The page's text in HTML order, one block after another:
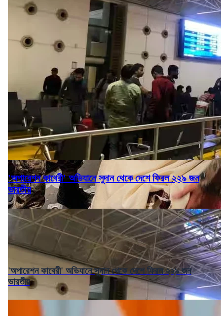
'অপারেশন কাবেরী' অভিযানে সুদান থেকে দেশে ফিরল ২২৯ জন
ভারতীয়
'অপারেশন কাবেরী' অভিযানে সুদান থেকে দেশে ফিরল ২২৯ জন
ভারতীয়